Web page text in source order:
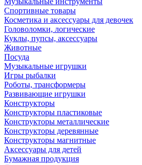
Спортивные товары
Косметика и аксессуары для девочек
Головоломки, логические
Куклы, пупсы, аксессуары
Животные
Посуда
Музыкальные игрушки
Игры рыбалки
Роботы, трансформеры
Развивающие игрушки
Конструкторы
Конструкторы пластиковые
Конструкторы металлические
Конструкторы деревянные
Конструкторы магнитные
Аксессуары для детей
Бумажная продукция